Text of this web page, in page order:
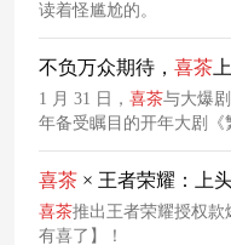
读着怪尴尬的。
不负万众期待， 喜茶
1 月 31 日， 喜茶与大爆
年备受瞩目的开年大剧《
与该剧的联名合作引起
来，这一联名活动在社交
喜茶 × 王者荣耀：上
喜茶推出王者荣耀授权款
有喜了】！